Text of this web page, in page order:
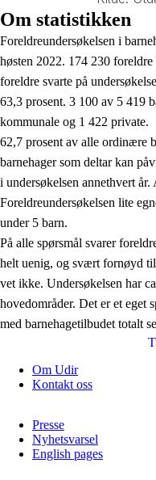
End of interactive chart.
Om statistikken
Foreldreundersøkelsen i
høsten 2022. 174 230
foreldre svarte på
63,3 prosent. 3 100 av 5 419
kommunale og 1 422 private.
62,7 prosent av alle ordinære
barnehager som deltar kan
i undersøkelsen annethvert
Foreldreundersøkelsen lite
under 5 barn.
På alle spørsmål svarer
helt uenig, og svært fornøyd
vet ikke. Undersøkelsen har
hovedområder. Det er et eget
med barnehagetilbudet totalt
Om Udir
Kontakt oss
Presse
Nyhetsvarsel
English pages